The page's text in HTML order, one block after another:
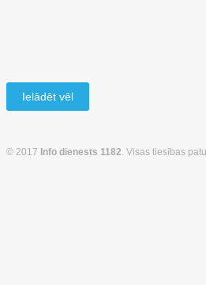
Ielādēt vēl
© 2017 Info dienests 1182. Visas tiesības